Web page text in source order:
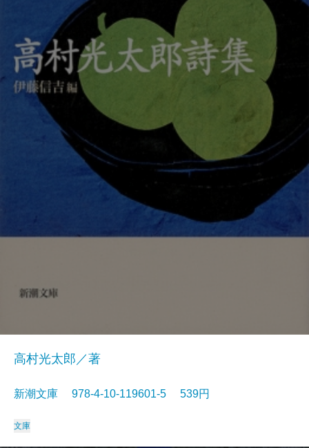
高村光太郎／著
新潮文庫 978-4-10-119601-5 539円
文庫